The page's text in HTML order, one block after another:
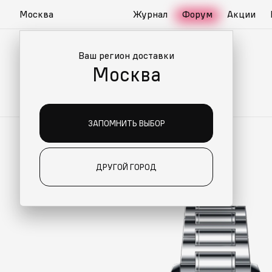
Москва
Ваш регион доставки
Москва
ЗАПОМНИТЬ ВЫБОР
ДРУГОЙ ГОРОД
Журнал Форум Акции
ДЛЯ ВАС